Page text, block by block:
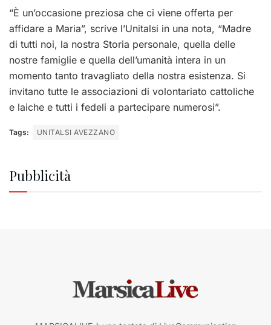
“È un’occasione preziosa che ci viene offerta per
affidare a Maria”, scrive l’Unitalsi in una nota, “Madre
di tutti noi, la nostra Storia personale, quella delle
nostre famiglie e quella dell’umanità intera in un
momento tanto travagliato della nostra esistenza. Si
invitano tutte le associazioni di volontariato cattoliche
e laiche e tutti i fedeli a partecipare numerosi”.
Tags: UNITALSI AVEZZANO
Pubblicità